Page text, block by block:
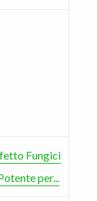
Fungici
per...